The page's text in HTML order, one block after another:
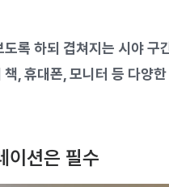
록 하되 겹쳐지는 시야 구
, 휴대폰, 모니터 등 다양
이션은 필수